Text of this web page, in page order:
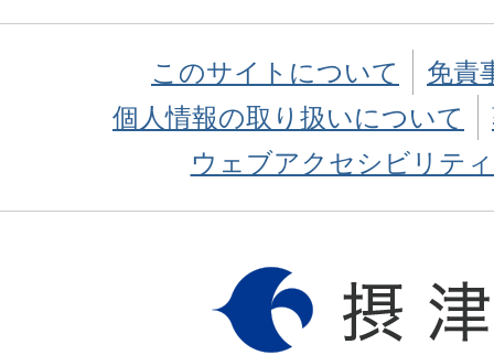
このサイトについて
免責
個人情報の取り扱いについて
ウェブアクセシビリテ